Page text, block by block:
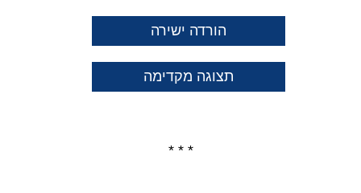
הורדה ישירה
תצוגה מקדימה
* * *